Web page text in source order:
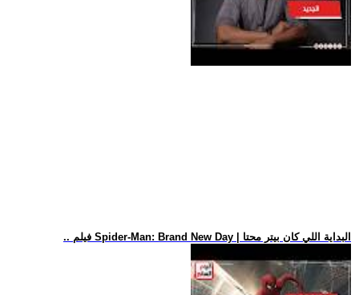
.. فيلم Spider-Man: Brand New Day | البداية اللي كان بيتر محتا